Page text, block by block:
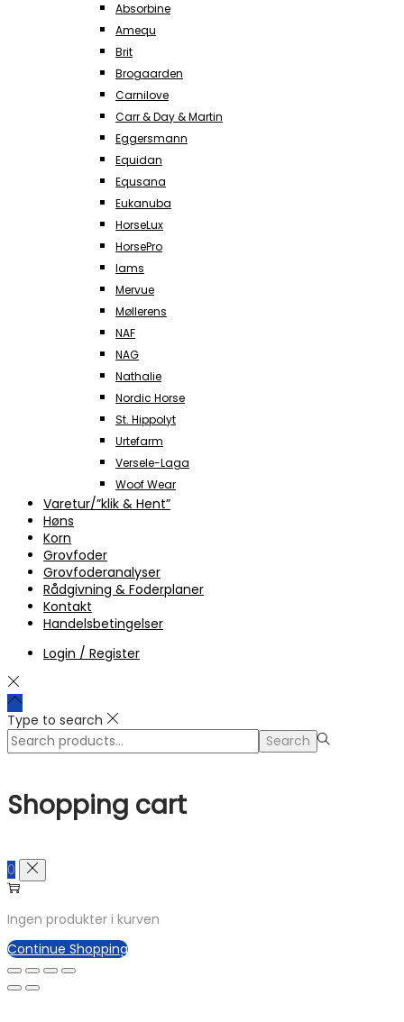
Absorbine
Amequ
Brit
Brogaarden
Carnilove
Carr & Day & Martin
Eggersmann
Equidan
Equsana
Eukanuba
HorseLux
HorsePro
Iams
Mervue
Møllerens
NAF
NAG
Nathalie
Nordic Horse
St. Hippolyt
Urtefarm
Versele-Laga
Woof Wear
Varetur/”klik & Hent”
Høns
Korn
Grovfoder
Grovfoderanalyser
Rådgivning & Foderplaner
Kontakt
Handelsbetingelser
Login / Register
Type to search
Search
for:>
Search
Shopping cart
0
Ingen produkter i kurven
Continue Shopping